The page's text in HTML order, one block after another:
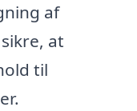
af
at
til